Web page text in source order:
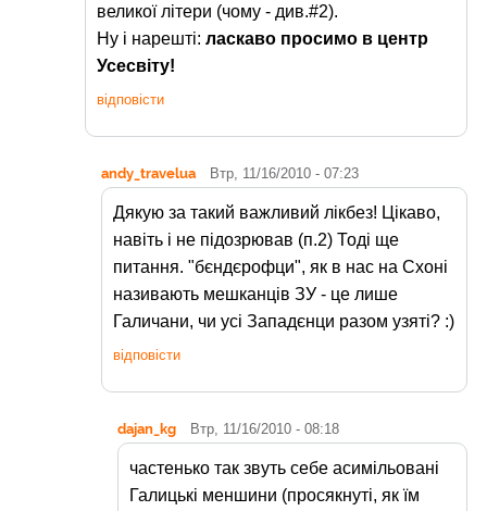
великої літери (чому - див.#2).
Ну і нарешті: ласкаво просимо в центр
Усесвіту!
відповісти
andy_travelua Втр, 11/16/2010 - 07:23
Дякую за такий важливий лікбез! Цікаво,
навіть і не підозрював (п.2) Тоді ще
питання. "бєндєрофци", як в нас на Схоні
називають мешканців ЗУ - це лише
Галичани, чи усі Западєнци разом узяті? :)
відповісти
dajan_kg Втр, 11/16/2010 - 08:18
частенько так звуть себе асимільовані
Галицькі меншини (просякнуті, як їм